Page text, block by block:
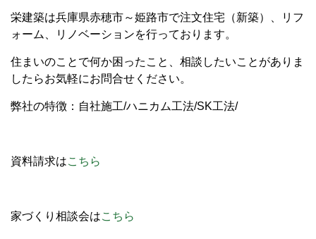
栄建築は兵庫県赤穂市～姫路市で注文住宅（新築）、リフ
ォーム、リノベーションを行っております。
住まいのことで何か困ったこと、相談したいことがありま
したらお気軽にお問合せください。
弊社の特徴：自社施工/ハニカム工法/SK工法/
資料請求はこちら
家づくり相談会はこちら